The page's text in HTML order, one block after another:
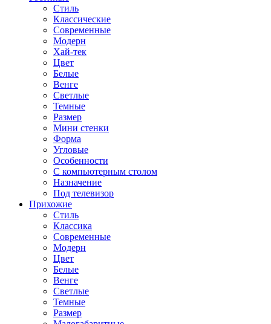
Стиль
Классические
Современные
Модерн
Хай-тек
Цвет
Белые
Венге
Светлые
Темные
Размер
Мини стенки
Форма
Угловые
Особенности
С компьютерным столом
Назначение
Под телевизор
Прихожие
Стиль
Классика
Современные
Модерн
Цвет
Белые
Венге
Светлые
Темные
Размер